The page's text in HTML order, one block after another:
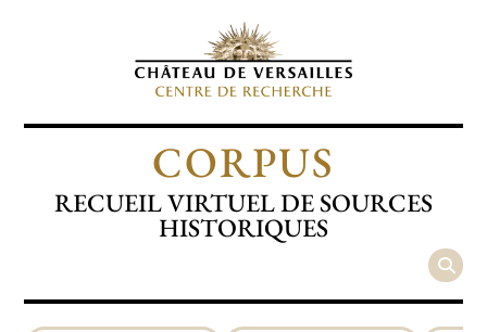
CORPUS
RECUEIL VIRTUEL DE SOURCES
HISTORIQUES